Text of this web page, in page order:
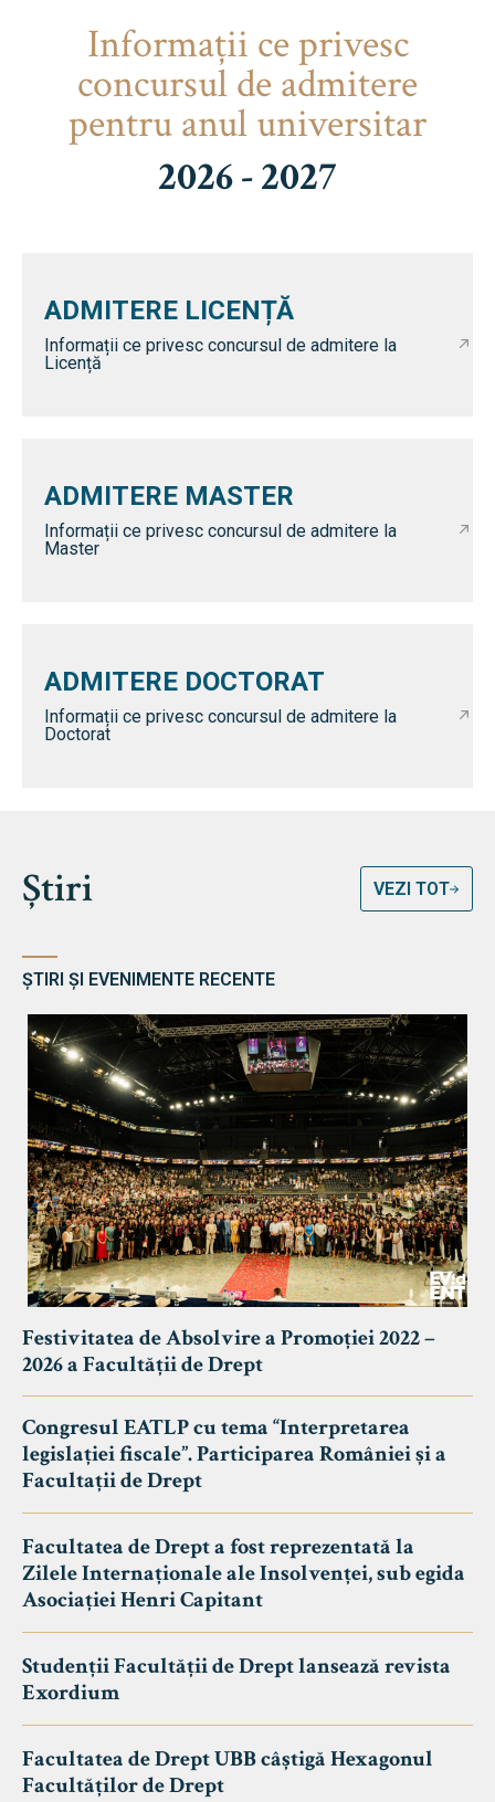
Informaţii ce privesc
concursul de admitere
pentru anul universitar
2026 - 2027
ADMITERE LICENȚĂ
Informații ce privesc concursul de admitere la
Licență
ADMITERE MASTER
Informații ce privesc concursul de admitere la
Master
ADMITERE DOCTORAT
Informații ce privesc concursul de admitere la
Doctorat
Știri VEZI TOT
ȘTIRI ȘI EVENIMENTE RECENTE
Festivitatea de Absolvire a Promoției 2022 –
2026 a Facultății de Drept
Congresul EATLP cu tema “Interpretarea
legislației fiscale”. Participarea României și a
Facultații de Drept
Facultatea de Drept a fost reprezentată la
Zilele Internaționale ale Insolvenței, sub egida
Asociației Henri Capitant
Studenții Facultății de Drept lansează revista
Exordium
Facultatea de Drept UBB câștigă Hexagonul
Facultăților de Drept